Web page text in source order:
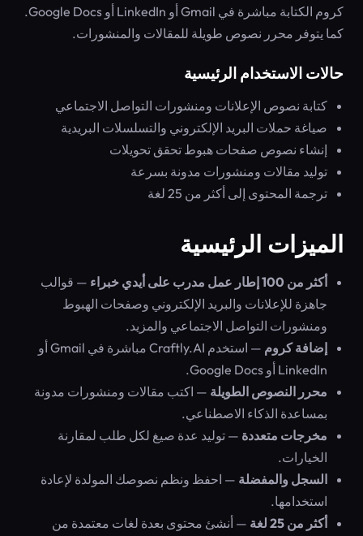
كروم الكتابة مباشرة في Gmail أو LinkedIn أو Google Docs.
كما يتوفر محرر نصوص طويلة للمقالات والمنشورات.
حالات الاستخدام الرئيسية
كتابة نصوص الإعلانات ومنشورات التواصل الاجتماعي
صياغة حملات البريد الإلكتروني والتسلسلات البريدية
إنشاء نصوص صفحات هبوط تحقق تحويلات
توليد مقالات ومنشورات مدونة بسرعة
ترجمة المحتوى إلى أكثر من 25 لغة
الميزات الرئيسية
أكثر من 100 إطار عمل مدرب على أيدي خبراء
— قوالب
جاهزة للإعلانات والبريد الإلكتروني وصفحات الهبوط
ومنشورات التواصل الاجتماعي والمزيد.
إضافة كروم
— استخدم Craftly.AI مباشرة في Gmail أو
LinkedIn أو Google Docs.
محرر النصوص الطويلة — اكتب مقالات ومنشورات مدونة
بمساعدة الذكاء الاصطناعي.
مخرجات متعددة — توليد عدة صيغ لكل طلب لمقارنة
الخيارات.
السجل والمفضلة — احفظ ونظم نصوصك المولدة لإعادة
استخدامها.
أكثر من 25 لغة
— أنشئ محتوى بعدة لغات معتمدة من